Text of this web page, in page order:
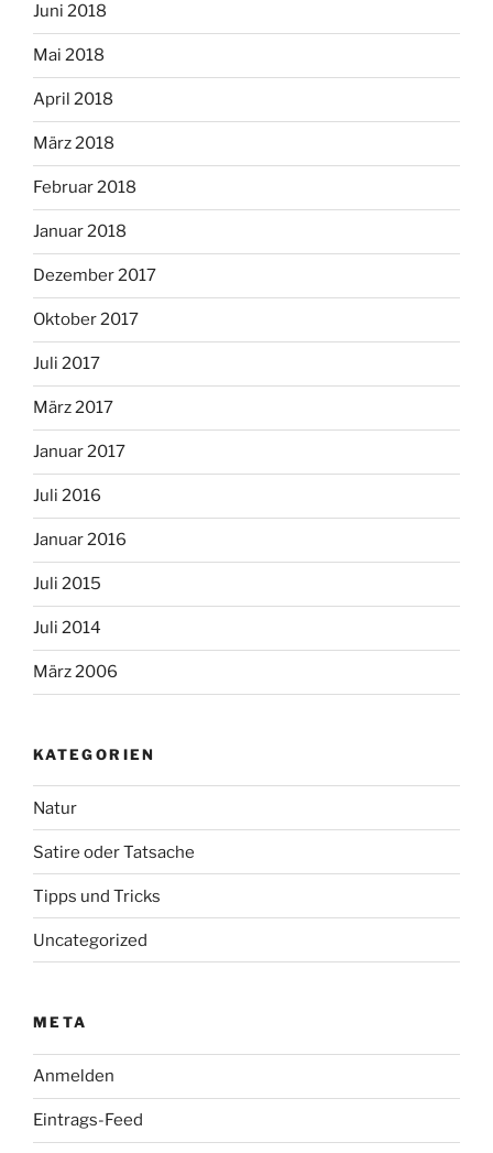
Juni 2018
Mai 2018
April 2018
März 2018
Februar 2018
Januar 2018
Dezember 2017
Oktober 2017
Juli 2017
März 2017
Januar 2017
Juli 2016
Januar 2016
Juli 2015
Juli 2014
März 2006
KATEGORIEN
Natur
Satire oder Tatsache
Tipps und Tricks
Uncategorized
META
Anmelden
Eintrags-Feed